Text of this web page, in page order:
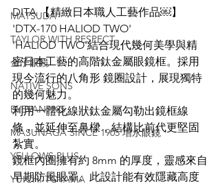
MATSUDA
TAYLOR WITH RESPECT
金子眼鏡
NATIVE SONS
EYEVAN7285
MASUNAGA SINCE 1905 增永眼鏡
YELLOWS PLUS
YUICHI TOYAMA
DITA 【精緻日本職人工藝作品￼】
'DTX-170 HALIOD TWO'
'HALIOD TWO'結合現代幾何美學與精
密日本工藝的高階鈦金屬眼鏡框。採用
現今流行的八角形 鏡圈設計，展現獨特
的幾何魅力。
利用一體化線狀鈦金屬勾勒出鏡框線
條，並延伸至鼻樑，結構比前代更堅固
紮實。
鏡框內圈擁有約 8mm 的厚度，靈感來自
早期防風眼罩。此設計能有效隱藏高度